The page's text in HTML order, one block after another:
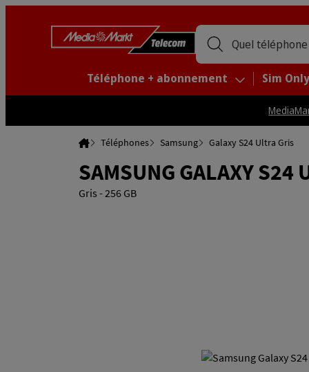
Quel
Téléphone + abonnement Sim Only
HomeTéléphones Samsung Galaxy S24 Ultra Gris
SAMSUNG GALAXY S24
Gris - 256 GB